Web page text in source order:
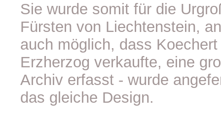
Sie wurde somit für die
Fürsten von Liechtenstein,
auch möglich, dass
Erzherzog verkaufte, eine
Archiv erfasst - wurde
das gleiche Design.